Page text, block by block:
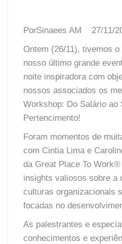
PorSinaees AM 27/11/
Ontem (26/11), tivemos
nosso último grande
noite inspiradora com
nossos associados os
Workshop: Do Salário ao
Pertencimento!
Foram momentos de
com Cintia Limae
da Great Place To
insights valiosos sobre a
culturas organizacionais
focadas no
As palestrantes e
conhecimentos e